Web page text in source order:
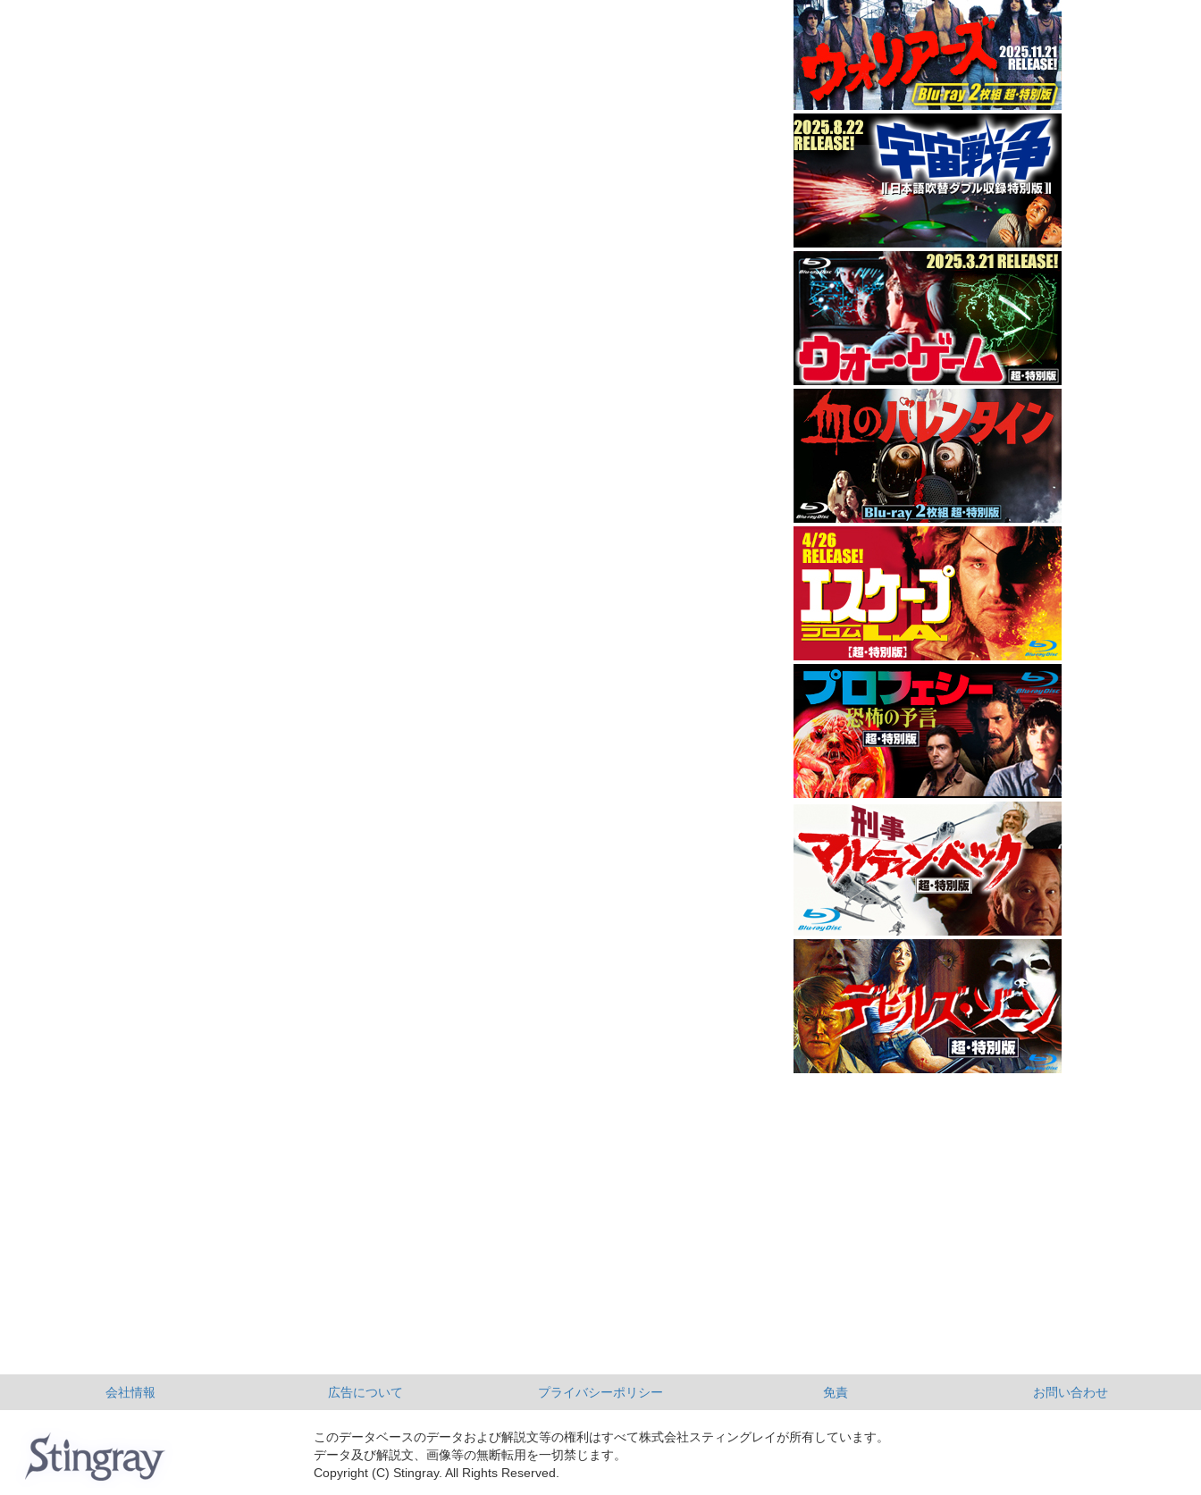
会社情報 広告について プライバシーポリシー 免責 お問い合わせ
このデータベースのデータおよび解説文等の権利はすべて株式会社スティングレイが所有しています。
データ及び解説文、画像等の無断転用を一切禁じます。
Copyright (C) Stingray. All Rights Reserved.